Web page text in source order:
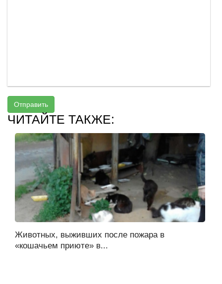
Отправить
ЧИТАЙТЕ ТАКЖЕ:
Животных, выживших после пожара в
«кошачьем приюте» в...